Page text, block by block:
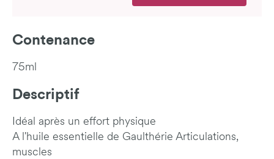
Contenance
75ml
Descriptif
Idéal après un effort physique
A l'huile essentielle de Gaulthérie Articulations,
muscles